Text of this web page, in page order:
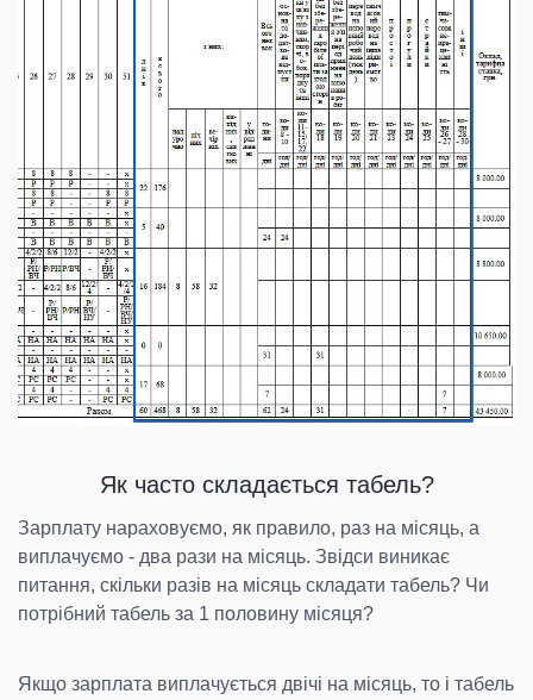
Як часто складається табель?
Зарплату нараховуємо, як правило, раз на місяць, а
виплачуємо - два рази на місяць. Звідси виникає
питання, скільки разів на місяць складати табель? Чи
потрібний табель за 1 половину місяця?
Якщо зарплата виплачується двічі на місяць, то і табель